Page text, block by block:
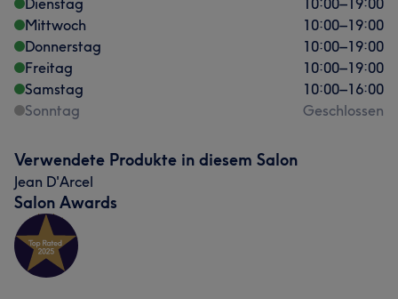
Dienstag
10:00–19:00
Mittwoch
10:00–19:00
Donnerstag
10:00–19:00
Freitag
10:00–19:00
Samstag
10:00–16:00
Sonntag
Geschlossen
Verwendete Produkte in diesem Salon
Jean D'Arcel
Salon Awards